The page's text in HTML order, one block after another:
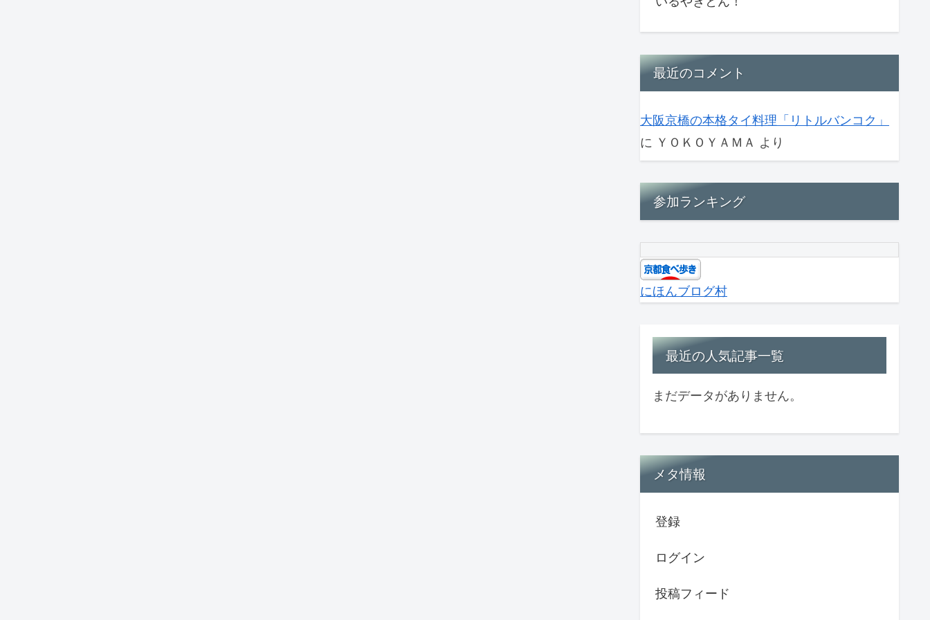
最近のコメント
大阪京橋の本格タイ料理「リトルバンコク」
に ＹＯＫＯＹＡＭＡ より
参加ランキング
にほんブログ村
最近の人気記事一覧
まだデータがありません。
メタ情報
登録
ログイン
投稿フィード